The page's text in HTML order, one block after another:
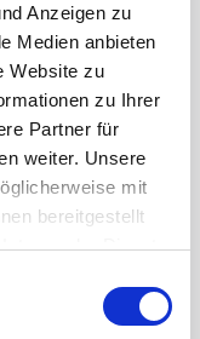
Anzeigen zu
Medien anbieten
Website zu
zu Ihrer
Partner für
weiter. Unsere
mit
bereitgestellt
der Dienste
7. August 2026
1J 5J